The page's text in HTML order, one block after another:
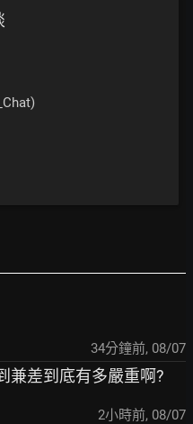
34分鐘前, 08/07
兼差到底有多嚴重啊?
2小時前, 08/07